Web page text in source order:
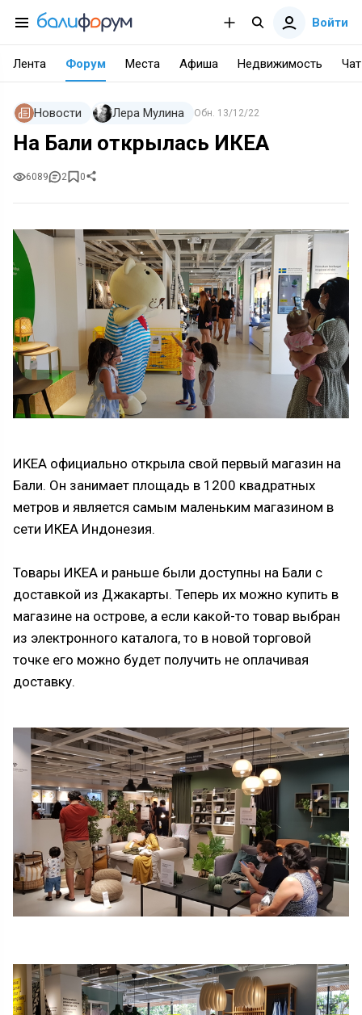
Войти
Лента Форум Места Афиша Недвижимость Чат
Новости Лера Мулина Обн. 13/12/22
На Бали открылась ИКЕА
6089 2 0
ИКЕА официально открыла свой первый магазин на
Бали. Он занимает площадь в 1200 квадратных
метров и является самым маленьким магазином в
сети ИКЕА Индонезия.
Товары ИКЕА и раньше были доступны на Бали с
доставкой из Джакарты. Теперь их можно купить в
магазине на острове, а если какой-то товар выбран
из электронного каталога, то в новой торговой
точке его можно будет получить не оплачивая
доставку.